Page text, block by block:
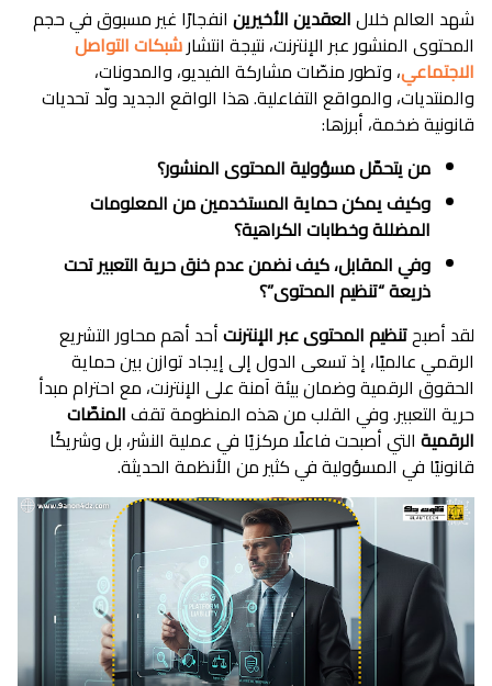
شهد العالم خلالالعقدين الأخيرين انفجارًا غير مسبوق في حجم
المحتوى المنشور عبر الإنترنت، نتيجة انتشارشبكات التواصل
الاجتماعي، وتطور منصّات مشاركة الفيديو، والمدونات،
والمنتديات، والمواقع التفاعلية. هذا الواقع الجديد ولّد تحديات
قانونية ضخمة، أبرزها:
من يتحمّل مسؤولية المحتوى المنشور؟
وكيف يمكن حماية المستخدمين من المعلومات
المضللة وخطابات الكراهية؟
وفي المقابل، كيف نضمن عدم خنق حرية التعبير تحت
ذريعة “تنظيم المحتوى”؟
لقد أصبحتنظيم المحتوى عبر الإنترنتأحد أهم محاور التشريع
الرقمي عالميًا، إذ تسعى الدول إلى إيجاد توازن بين حماية
الحقوق الرقمية وضمان بيئة آمنة على الإنترنت، مع احترام مبدأ
حرية التعبير. وفي القلب من هذه المنظومة تقفالمنصّات
الرقمية التي أصبحت فاعلًا مركزيًا في عملية النشر، بل وشريكًا
قانونيًا في المسؤولية في كثير من الأنظمة الحديثة.